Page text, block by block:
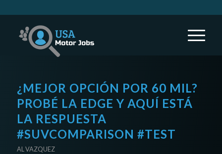
¿MEJOR OPCIÓN POR 60 MIL?
PROBÉ LA EDGE Y AQUÍ ESTÁ
LA RESPUESTA
#SUVCOMPARISON #TEST
AL VAZQUEZ